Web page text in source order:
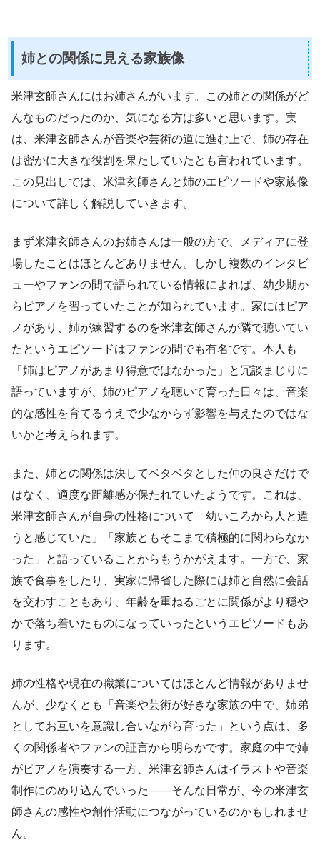
姉との関係に見える家族像
米津玄師さんにはお姉さんがいます。この姉との関係がど
んなものだったのか、気になる方は多いと思います。実
は、米津玄師さんが音楽や芸術の道に進む上で、姉の存在
は密かに大きな役割を果たしていたとも言われています。
この見出しでは、米津玄師さんと姉のエピソードや家族像
について詳しく解説していきます。
まず米津玄師さんのお姉さんは一般の方で、メディアに登
場したことはほとんどありません。しかし複数のインタビ
ューやファンの間で語られている情報によれば、幼少期か
らピアノを習っていたことが知られています。家にはピア
ノがあり、姉が練習するのを米津玄師さんが隣で聴いてい
たというエピソードはファンの間でも有名です。本人も
「姉はピアノがあまり得意ではなかった」と冗談まじりに
語っていますが、姉のピアノを聴いて育った日々は、音楽
的な感性を育てるうえで少なからず影響を与えたのではな
いかと考えられます。
また、姉との関係は決してベタベタとした仲の良さだけで
はなく、適度な距離感が保たれていたようです。これは、
米津玄師さんが自身の性格について「幼いころから人と違
うと感じていた」「家族ともそこまで積極的に関わらなか
った」と語っていることからもうかがえます。一方で、家
族で食事をしたり、実家に帰省した際には姉と自然に会話
を交わすこともあり、年齢を重ねるごとに関係がより穏や
かで落ち着いたものになっていったというエピソードもあ
ります。
姉の性格や現在の職業についてはほとんど情報がありませ
んが、少なくとも「音楽や芸術が好きな家族の中で、姉弟
としてお互いを意識し合いながら育った」という点は、多
くの関係者やファンの証言から明らかです。家庭の中で姉
がピアノを演奏する一方、米津玄師さんはイラストや音楽
制作にのめり込んでいった――そんな日常が、今の米津玄
師さんの感性や創作活動につながっているのかもしれませ
ん。